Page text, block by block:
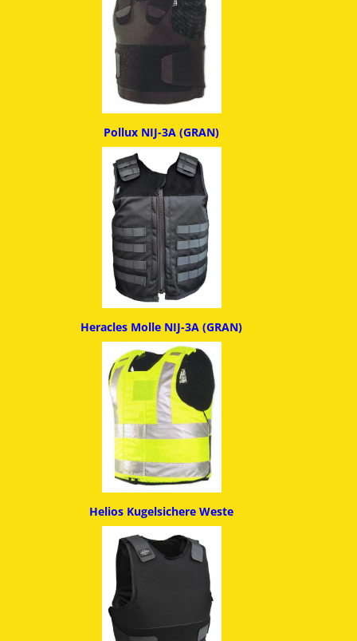
Pollux NIJ-3A (GRAN)
Heracles Molle NIJ-3A (GRAN)
Helios Kugelsichere Weste